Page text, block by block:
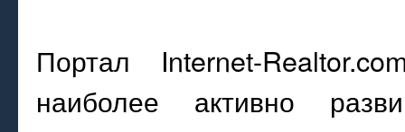
Портал Internet-
наиболее активно